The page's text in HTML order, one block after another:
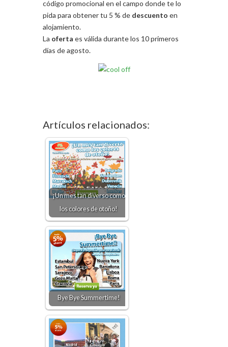
código promocional en el campo donde te lo
pida para obtener tu 5 % de descuento en
alojamiento.
La oferta es válida durante los 10 primeros
días de agosto.
Artículos relacionados:
¡Un mes tan diverso como
los colores de otoño!
Bye Bye Summertime!